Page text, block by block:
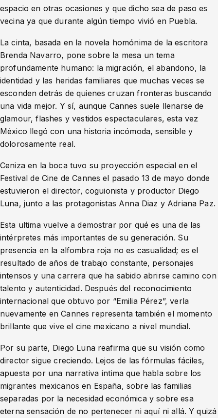
espacio en otras ocasiones y que dicho sea de paso es
vecina ya que durante algún tiempo vivió en Puebla.
La cinta, basada en la novela homónima de la escritora
Brenda Navarro, pone sobre la mesa un tema
profundamente humano: la migración, el abandono, la
identidad y las heridas familiares que muchas veces se
esconden detrás de quienes cruzan fronteras buscando
una vida mejor. Y sí, aunque Cannes suele llenarse de
glamour, flashes y vestidos espectaculares, esta vez
México llegó con una historia incómoda, sensible y
dolorosamente real.
Ceniza en la boca tuvo su proyección especial en el
Festival de Cine de Cannes el pasado 13 de mayo donde
estuvieron el director, coguionista y productor Diego
Luna, junto a las protagonistas Anna Diaz y Adriana Paz.
Esta ultima vuelve a demostrar por qué es una de las
intérpretes más importantes de su generación. Su
presencia en la alfombra roja no es casualidad; es el
resultado de años de trabajo constante, personajes
intensos y una carrera que ha sabido abrirse camino con
talento y autenticidad. Después del reconocimiento
internacional que obtuvo por “Emilia Pérez”, verla
nuevamente en Cannes representa también el momento
brillante que vive el cine mexicano a nivel mundial.
Por su parte, Diego Luna reafirma que su visión como
director sigue creciendo. Lejos de las fórmulas fáciles,
apuesta por una narrativa íntima que habla sobre los
migrantes mexicanos en España, sobre las familias
separadas por la necesidad económica y sobre esa
eterna sensación de no pertenecer ni aquí ni allá. Y quizá